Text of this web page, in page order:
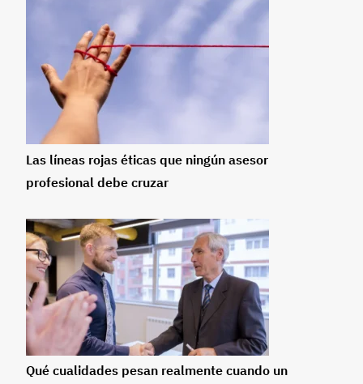
Las líneas rojas éticas que ningún asesor
profesional debe cruzar
Qué cualidades pesan realmente cuando un